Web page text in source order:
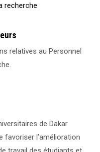
recherche
relatives au Personnel
de Dakar
favoriser l’amélioration